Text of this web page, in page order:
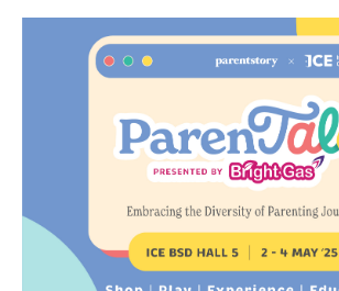
pusat perhatian bagi para pecinta otomotif,
tempat berkumpulnya komunitas dan
menjalin […]